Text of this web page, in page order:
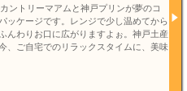
ントリーマアムと神戸プリンが夢のコ
ッケージです。レンジで少し温めてから
んわりお口に広がりますよぉ。神戸土産
、ご自宅でのリラックスタイムに、美味